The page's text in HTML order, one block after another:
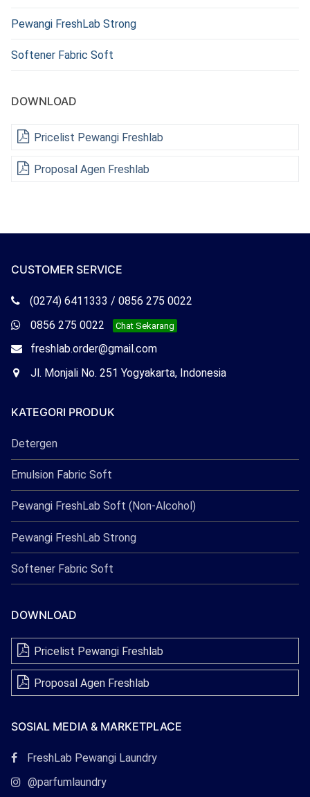
Pewangi FreshLab Strong
Softener Fabric Soft
DOWNLOAD
Pricelist Pewangi Freshlab
Proposal Agen Freshlab
CUSTOMER SERVICE
Telepon
Freshlab
(0274) 6411333 / 0856 275 0022
Whatsapp
Freshlab
0856 275 0022 Chat Sekarang
Email
Freshlab
freshlab.order@gmail.com
OfficeJl. Monjali No. 251 Yogyakarta, Indonesia
KATEGORI PRODUK
Detergen
Emulsion Fabric Soft
Pewangi FreshLab Soft (Non-Alcohol)
Pewangi FreshLab Strong
Softener Fabric Soft
DOWNLOAD
Pricelist Pewangi Freshlab
Proposal Agen Freshlab
SOSIAL MEDIA & MARKETPLACE
Tautan
Facebook
FreshLab Pewangi Laundry
Tautan@parfumlaundry